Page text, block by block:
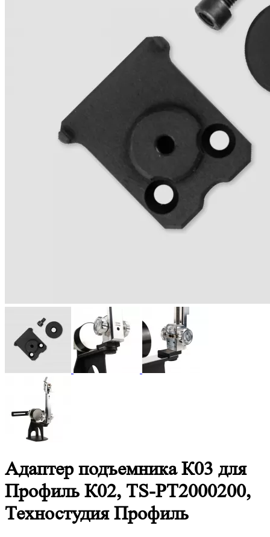
Адаптер подъемника К03 для
Профиль К02, TS-PT2000200,
Техностудия Профиль